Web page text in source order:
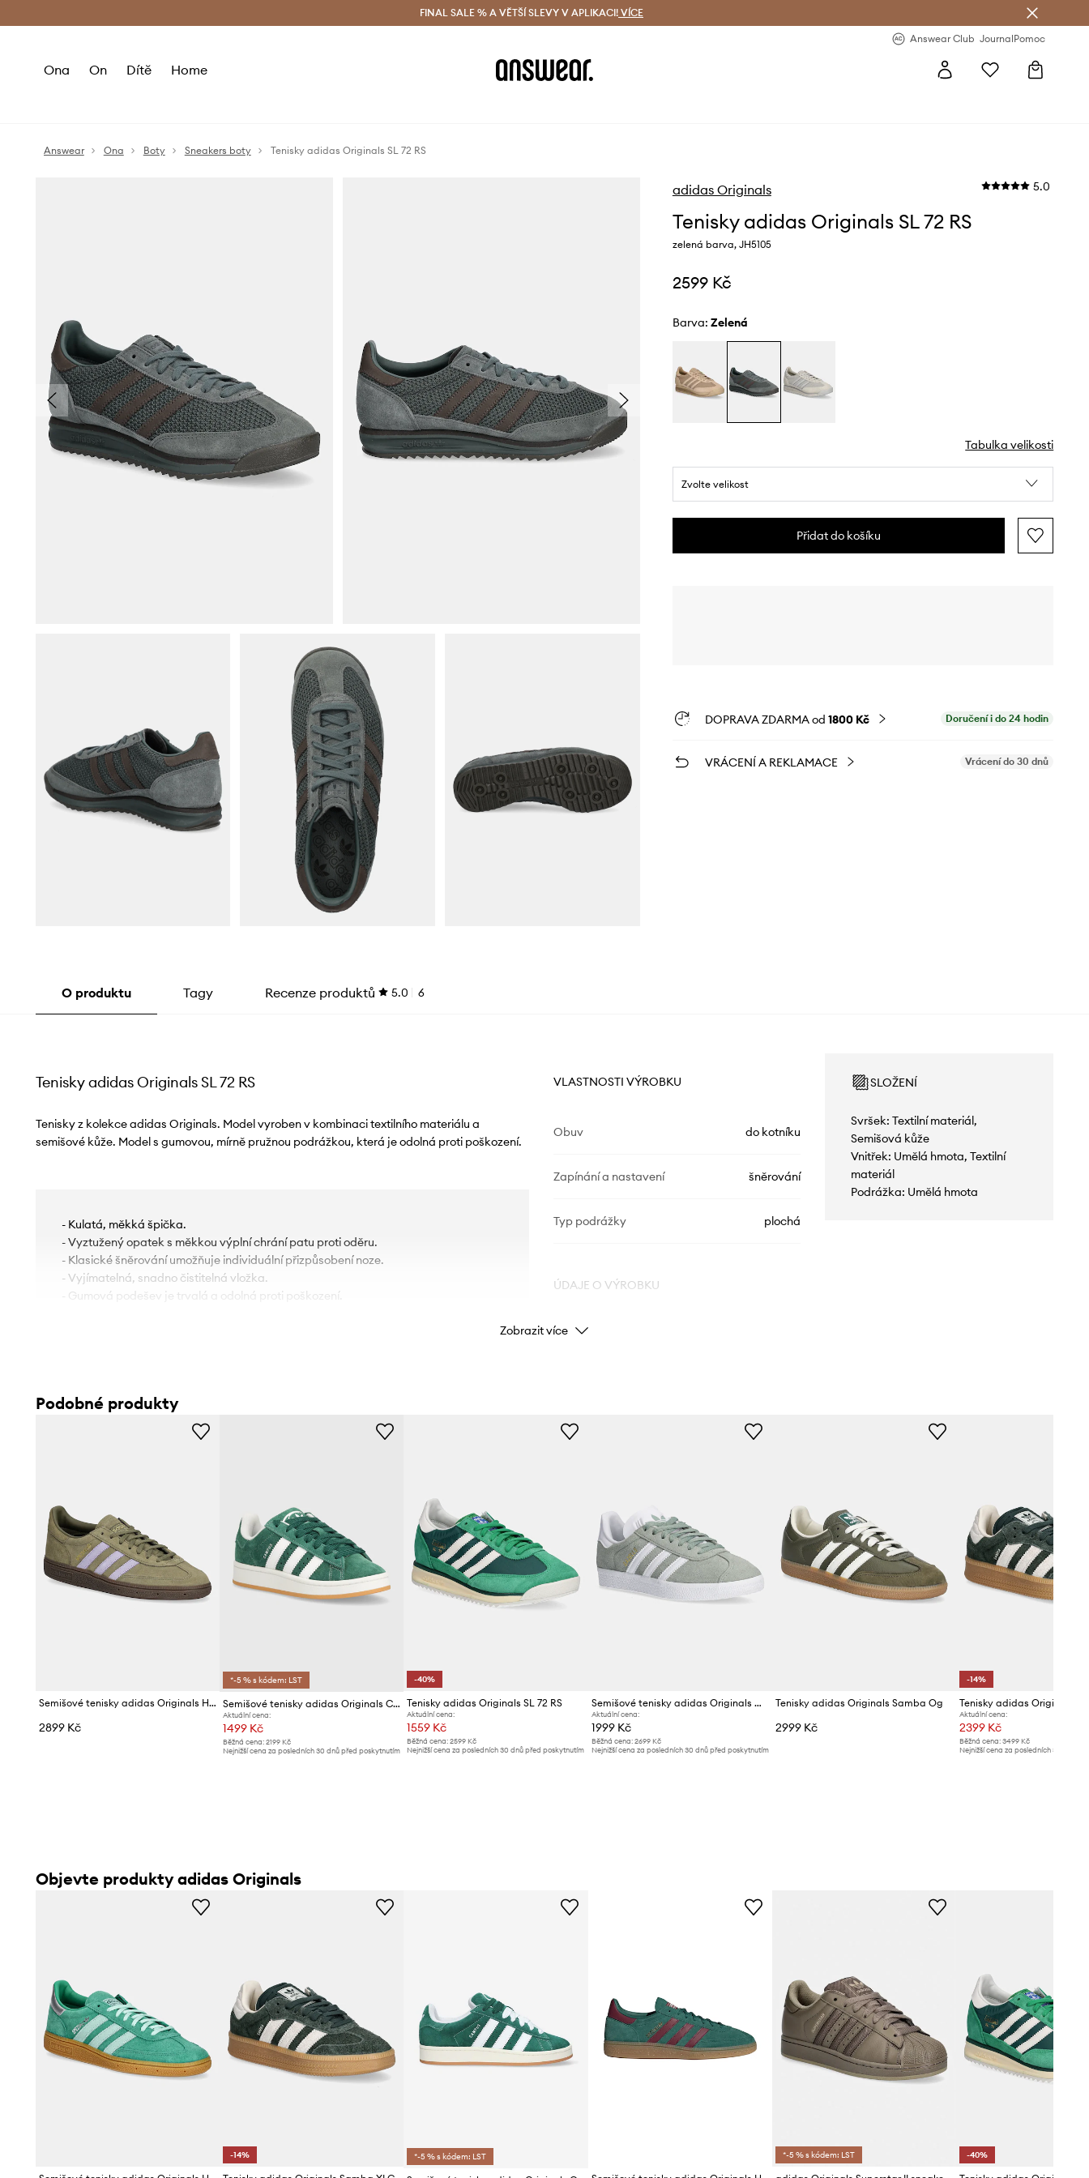
Doručení a vrácení zdarma (od 1800 Kč) Doručení i do 24 h
FINAL SALE % A VĚTŠÍ SLEVY V APLIKACI! VÍCE
Answear Club JournalPomoc
Ona On Dítě Home
Answear Ona Boty Sneakers boty Tenisky adidas Originals SL 72 RS
adidas Originals 5.0
Tenisky adidas Originals SL 72 RS
zelená barva, JH5105
2599 Kč
Barva: zelená
Tabulka velikosti
Zvolte velikost
Přidat do košíku
DOPRAVA ZDARMA od 1800 Kč Doručení i do 24 hodin
VRÁCENÍ A REKLAMACE Vrácení do 30 dnů
O produktu Tagy Recenze produktů 5.0 6
Tenisky adidas Originals SL 72 RS
Tenisky z kolekce adidas Originals. Model vyroben v kombinaci textilního materiálu a
semišové kůže. Model s gumovou, mírně pružnou podrážkou, která je odolná proti poškození.
- Kulatá, měkká špička.
- Vyztužený opatek s měkkou výplní chrání patu proti oděru.
- Klasické šněrování umožňuje individuální přizpůsobení noze.
- Vyjímatelná, snadno čistitelná vložka.
- Gumová podešev je trvalá a odolná proti poškození.
VLASTNOSTI VÝROBKU
Obuv do kotníku
Zapínání a nastavení šněrování
Typ podrážky plochá
ÚDAJE O VÝROBKU
Kód výrobce
Značka adidas Originals
ID produktu
SLOŽENÍ
Svršek: Textilní materiál,
Semišová kůže
Vnitřek: Umělá hmota, Textilní
materiál
Podrážka: Umělá hmota
Zobrazit více
Podobné produkty
Semišové tenisky adidas Originals Handball Spezial
2899 Kč
*-5 % s kódem: LST
Semišové tenisky adidas Originals Campus 00s J
Aktuální cena:
1499 Kč
Běžná cena:2199 Kč
Nejnižší cena za posledních 30 dnů před poskytnutím
-40%
Tenisky adidas Originals SL 72 RS
Aktuální cena:
1559 Kč
Běžná cena: 2599 Kč
Nejnižší cena za posledních 30 dnů před poskytnutím
Semišové tenisky adidas Originals Gazelle
Aktuální cena:
1999 Kč
Běžná cena: 2699 Kč
Nejnižší cena za posledních 30 dnů před poskytnutím
Tenisky adidas Originals Samba Og
2999 Kč
-14%
Tenisky adidas Originals
Aktuální cena:
2399 Kč
Běžná cena: 3499 Kč
Nejnižší cena za posledních 30 dnů
Objevte produkty adidas Originals
-14% *-5 % s kódem: LST *-5 % s kódem: LST -40%